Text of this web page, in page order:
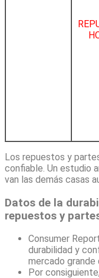
Los repuestos y
confiable. Un estudio
van las demás casas
Datos de la
repuestos y
Consumer
durabilidad y
mercado grande
Por